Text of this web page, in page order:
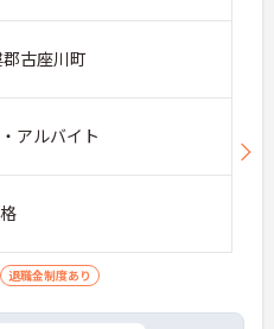
古座川町
アルバイト
退職金制度あり